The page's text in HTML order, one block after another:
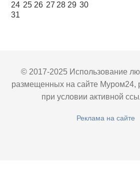
24 25 26 27 28 29 30
31
© 2017-2025 Использование
размещенных на сайте Муром24,
при условии активной
Реклама на сайте